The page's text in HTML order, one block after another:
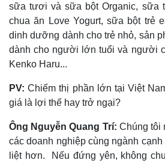
sữa tươi và sữa bột Organic, sữa
chua ăn Love Yogurt, sữa bột trẻ
dinh dưỡng dành cho trẻ nhỏ, sản
dành cho người lớn tuổi và người
Kenko Haru...
PV: Chiếm thị phần lớn tại Việt
giá là lợi thế hay trở ngại?
Ông Nguyễn Quang Trí: Chúng tôi
các doanh nghiệp cùng ngành
liệt hơn. Nếu đứng yên, không